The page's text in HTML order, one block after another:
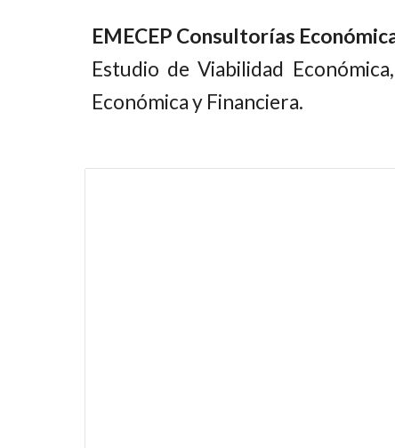
EMECEP Consultorías
Estudio de Viabilidad
Económica y Financiera.